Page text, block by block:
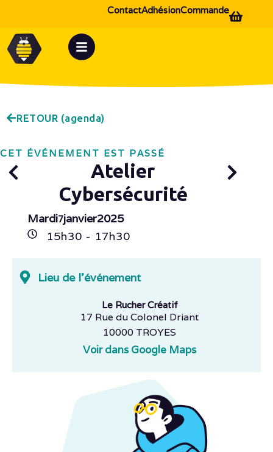
Commande
Adhésion
Contact
RETOUR (agenda)
CET ÉVÉNEMENT EST PASSÉ
Atelier
Cybersécurité
Mardi7janvier2025
15h30 - 17h30
Lieu de l'événement
Le Rucher Créatif
17 Rue du Colonel Driant
10000 TROYES
Voir dans Google Maps